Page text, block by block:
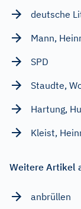
deutsche
Mann,
SPD
Staudte,
Hartung,
Kleist,
Weitere Artikel
anbrüllen